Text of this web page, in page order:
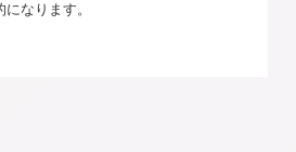
なります。